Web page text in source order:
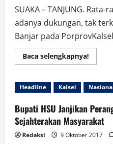
Banjar
SUAKA – TANJUNG.
adanya dukungan, tak
Banjar pada
Baca selengkapnya!Read
more
Kalsel
10,
Banjar
Minim
Headline Kalsel
Bupati HSU Janjikan
Sejahterakan Masyarakat
Redaksi 9 Oktober 2017